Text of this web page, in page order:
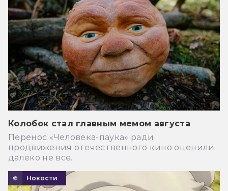
Колобок стал главным мемом августа
Перенос «Человека-паука» ради
продвижения отечественного кино оценили
далеко не все.
Новости